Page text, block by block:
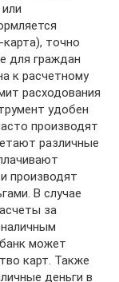
точно
для граждан
к расчетному
расходования
удобен
производят
различные
производят
В случае
за
может
карт. Также
деньги в